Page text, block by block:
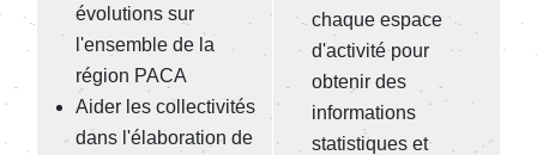
évolutions sur
l'ensemble de la
région PACA
Aider les collectivités
dans l'élaboration de
chaque espace
d'activité pour
obtenir des
informations
statistiques et